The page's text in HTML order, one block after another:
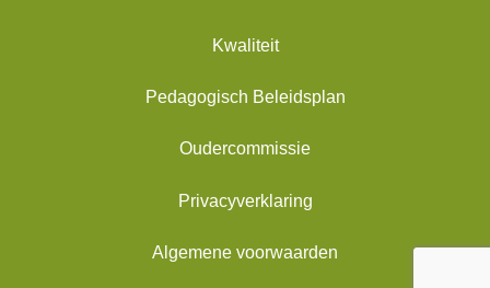
Kwaliteit
Pedagogisch Beleidsplan
Oudercommissie
Privacyverklaring
Algemene voorwaarden